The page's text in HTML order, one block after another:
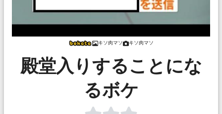
キソ肉マソ キソ肉マソ
殿堂入りすることにな
るボケ